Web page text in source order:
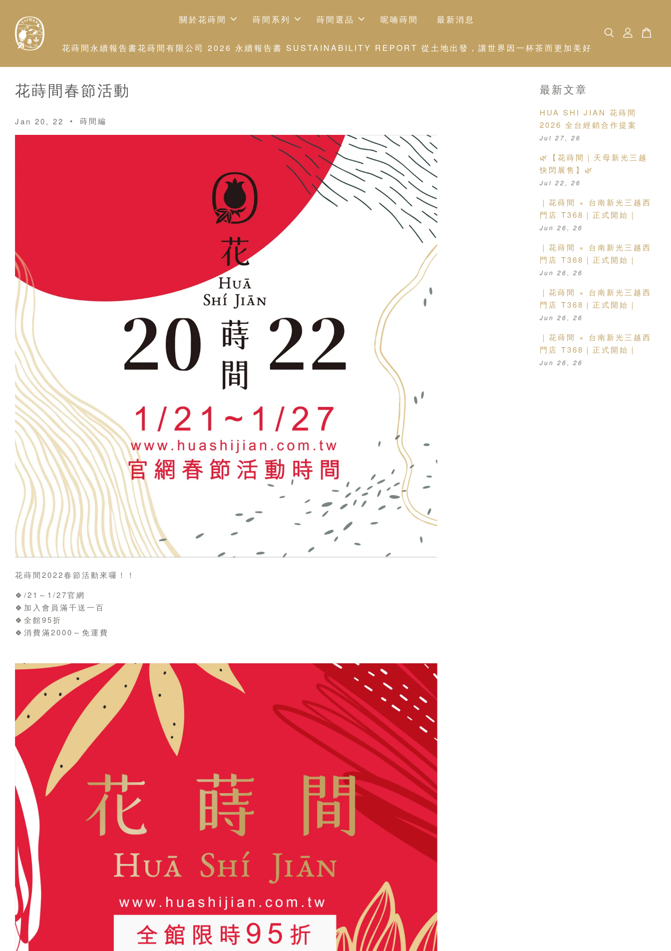
關於花蒔間 蒔間系列 蒔間選品 呢喃蒔間 最新消息
花蒔間永續報告書花蒔間有限公司 2026 永續報告書 SUSTAINABILITY REPORT 從土地出發，讓世界因一杯茶而更加美好
花蒔間春節活動
Jan 20, 22 • 蒔間編
花蒔間2022春節活動來囉！！
🍀/21～1/27官網
🍀加入會員滿千送一百
🍀全館95折
🍀消費滿2000～免運費
最新文章
HUA SHI JIAN 花蒔間
2026 全台經銷合作提案
Jul 27, 26
🌿【花蒔間｜天母新光三越
快閃展售】🌿
Jul 22, 26
｜花蒔間 × 台南新光三越西
門店 T368｜正式開始｜
Jun 26, 26
｜花蒔間 × 台南新光三越西
門店 T368｜正式開始｜
Jun 26, 26
｜花蒔間 × 台南新光三越西
門店 T368｜正式開始｜
Jun 26, 26
｜花蒔間 × 台南新光三越西
門店 T368｜正式開始｜
Jun 26, 26